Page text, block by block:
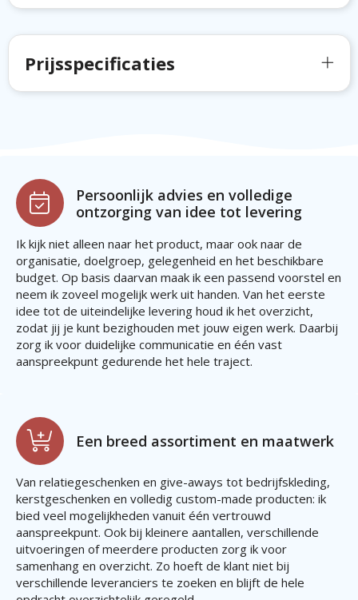
Prijsspecificaties
Persoonlijk advies en volledige
ontzorging van idee tot levering
Ik kijk niet alleen naar het product, maar ook naar de
organisatie, doelgroep, gelegenheid en het beschikbare
budget. Op basis daarvan maak ik een passend voorstel en
neem ik zoveel mogelijk werk uit handen. Van het eerste
idee tot de uiteindelijke levering houd ik het overzicht,
zodat jij je kunt bezighouden met jouw eigen werk. Daarbij
zorg ik voor duidelijke communicatie en één vast
aanspreekpunt gedurende het hele traject.
Een breed assortiment en maatwerk
Van relatiegeschenken en give-aways tot bedrijfskleding,
kerstgeschenken en volledig custom-made producten: ik
bied veel mogelijkheden vanuit één vertrouwd
aanspreekpunt. Ook bij kleinere aantallen, verschillende
uitvoeringen of meerdere producten zorg ik voor
samenhang en overzicht. Zo hoeft de klant niet bij
verschillende leveranciers te zoeken en blijft de hele